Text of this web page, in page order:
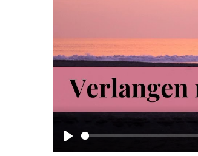
Play